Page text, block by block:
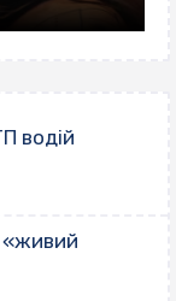
водій